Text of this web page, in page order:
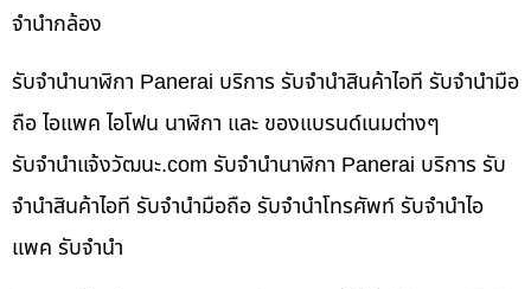
จำนำกล้อง
รับจำนำนาฬิกา Panerai บริการ รับจำนำสินค้าไอที รับจำนำมือ
ถือ ไอแพค ไอโฟน นาฬิกา และ ของแบรนด์เนมต่างๆ
รับจํานําแจ้งวัฒนะ.com รับจำนำนาฬิกา Panerai บริการ รับ
จำนำสินค้าไอที รับจำนำมือถือ รับจำนำโทรศัพท์ รับจำนำไอ
แพค รับจำนำ